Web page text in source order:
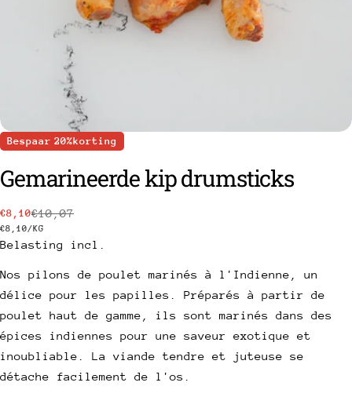
Bespaar 20%korting
Gemarineerde kip drumsticks
Prix
de
€8,10
Prix
habituel
€10,07
PRIJS
PER
EENHEID
€8,10/PAR
KG
Belasting incl.
Nos pilons de poulet marinés à l'Indienne, un
délice pour les papilles. Préparés à partir de
poulet haut de gamme, ils sont marinés dans des
épices indiennes pour une saveur exotique et
inoubliable. La viande tendre et juteuse se
détache facilement de l'os.
Deel dit product
Deel
Kopie
naam
Uw
e-
mail
Uw
telefoon
Uw